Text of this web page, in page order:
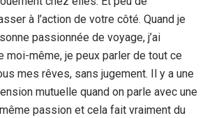
à l’action de votre côté. Quand je
passionnée de voyage, j’ai
moi-même, je peux parler de tout ce
mes rêves, sans jugement. Il y a une
mutuelle quand on parle avec une
passion et cela fait vraiment du